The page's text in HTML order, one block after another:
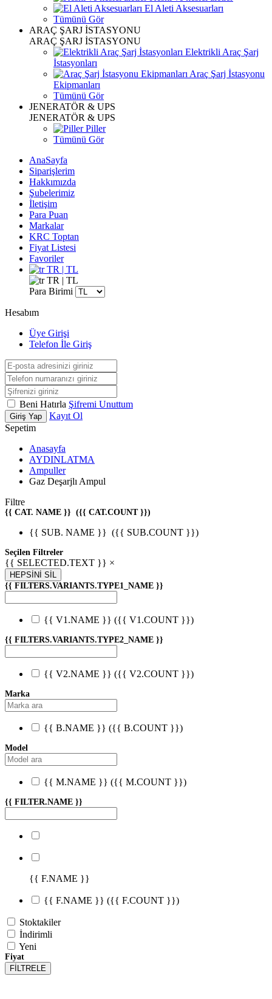
El Aleti Aksesuarları
Tümünü Gör
ARAÇ ŞARJ İSTASYONU
ARAÇ ŞARJ İSTASYONU
Elektrikli Araç Şarj
İstasyonları
Araç Şarj İstasyonu
Ekipmanları
Tümünü Gör
JENERATÖR & UPS
JENERATÖR & UPS
Piller
Tümünü Gör
AnaSayfa
Siparişlerim
Hakkımızda
Şubelerimiz
İletişim
Para Puan
Markalar
KRC Toptan
Fiyat Listesi
Favoriler
TR | TL
TR | TL
Para Birimi
Hesabım
Üye Girişi
Telefon İle Giriş
Beni Hatırla Şifremi Unuttum
Giriş Yap
Kayıt Ol
Sepetim
Anasayfa
AYDINLATMA
Ampuller
Gaz Deşarjlı Ampul
Filtre
{{ CAT. NAME }} ({{ CAT.COUNT }})
{{ SUB. NAME }} ({{ SUB.COUNT }})
Seçilen Filtreler
{{ SELECTED.TEXT }} ×
HEPSİNİ SİL
{{ FILTERS.VARIANTS.TYPE1_NAME }}
{{ V1.NAME }} ({{ V1.COUNT }})
{{ FILTERS.VARIANTS.TYPE2_NAME }}
{{ V2.NAME }} ({{ V2.COUNT }})
Marka
{{ B.NAME }} ({{ B.COUNT }})
Model
{{ M.NAME }} ({{ M.COUNT }})
{{ FILTER.NAME }}
{{ F.NAME }}
{{ F.NAME }} ({{ F.COUNT }})
Stoktakiler
İndirimli
Yeni
Fiyat
FİLTRELE